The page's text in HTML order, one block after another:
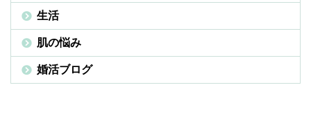
生活
肌の悩み
婚活ブログ